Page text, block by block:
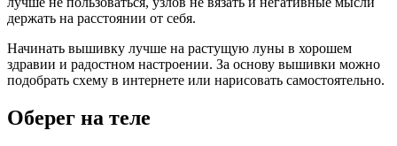
держать на расстоянии от себя.
Начинать вышивку лучше на растущую луны в хорошем
здравии и радостном настроении. За основу вышивки можно
подобрать схему в интернете или нарисовать самостоятельно.
Оберег на теле